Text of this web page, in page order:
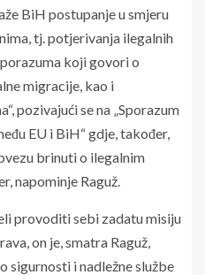
BiH postupanje u smjeru
tj. potjerivanja ilegalnih
koji govori o
migracije, kao i
pozivajući se na „Sporazum
EU i BiH“ gdje, također,
brinuti o ilegalnim
napominje Raguž.
provoditi sebi zadatu misiju
on je, smatra Raguž,
i nadležne službe